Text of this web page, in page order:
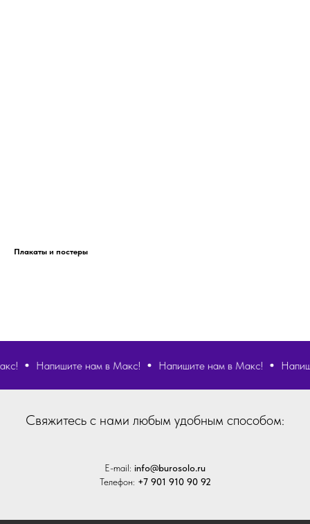
Плакаты и постеры
Напишите нам в Макс! Напишите нам в Макс!
Cвяжитесь с нами любым удобным способом:
E-mail: info@burosolo.ru
Телефон: +7 901 910 90 92